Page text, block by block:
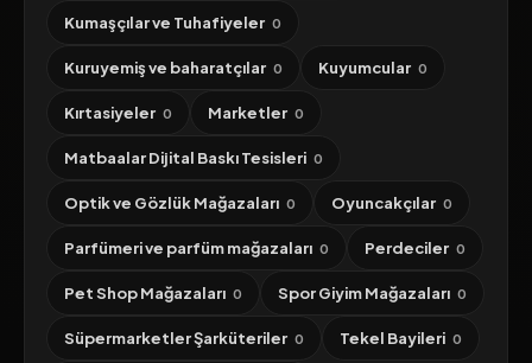
Kumaşçılar ve Tuhafiyeler 0
Kuruyemiş ve baharatçılar 0 Kuyumcular 0
Kırtasiyeler 0 Marketler 0
Matbaalar Dijital Baskı Tesisleri 0
Optik ve Gözlük Mağazaları 0 Oyuncakçılar 0
Parfümeri ve parfüm mağazaları 0 Perdeciler 0
Pet Shop Mağazaları 0 Spor Giyim Mağazaları 0
Süpermarketler Şarküteriler 0 Tekel Bayileri 0